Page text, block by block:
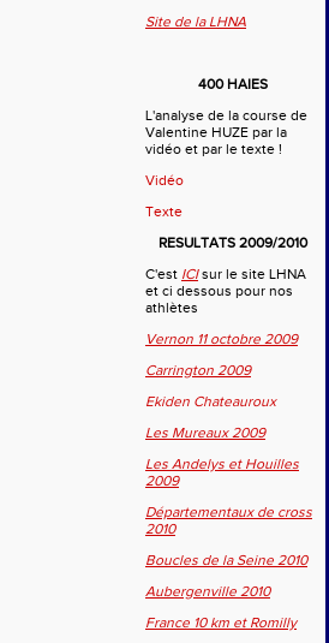
Site de la LHNA
400 HAIES
L'analyse de la course de
Valentine HUZE par la
vidéo et par le texte !
Vidéo
Texte
RESULTATS 2009/2010
C'est ICIsur le site LHNA
et ci dessous pour nos
athlètes
Vernon 11 octobre 2009
Carrington 2009
Ekiden Chateauroux
Les Mureaux 2009
Les Andelys et Houilles
2009
Départementaux de cross
2010
Boucles de la Seine 2010
Aubergenville 2010
France 10 km et Romilly